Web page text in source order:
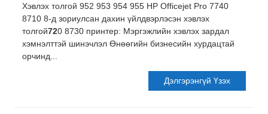
Хэвлэх толгой 952 953 954 955 HP Officejet Pro 7740
8710 8-д зориулсан дахин үйлдвэрлэсэн хэвлэх
толгой720 8730 принтер: Мэргэжлийн хэвлэх зардал
хэмнэлттэй шинэчлэл Өнөөгийн бизнесийн хурдацтай
орчинд...
Дэлгэрэнгүй Үзэх